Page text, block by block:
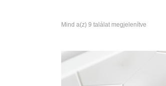
Mind a(z) 9 találat megjelenítve